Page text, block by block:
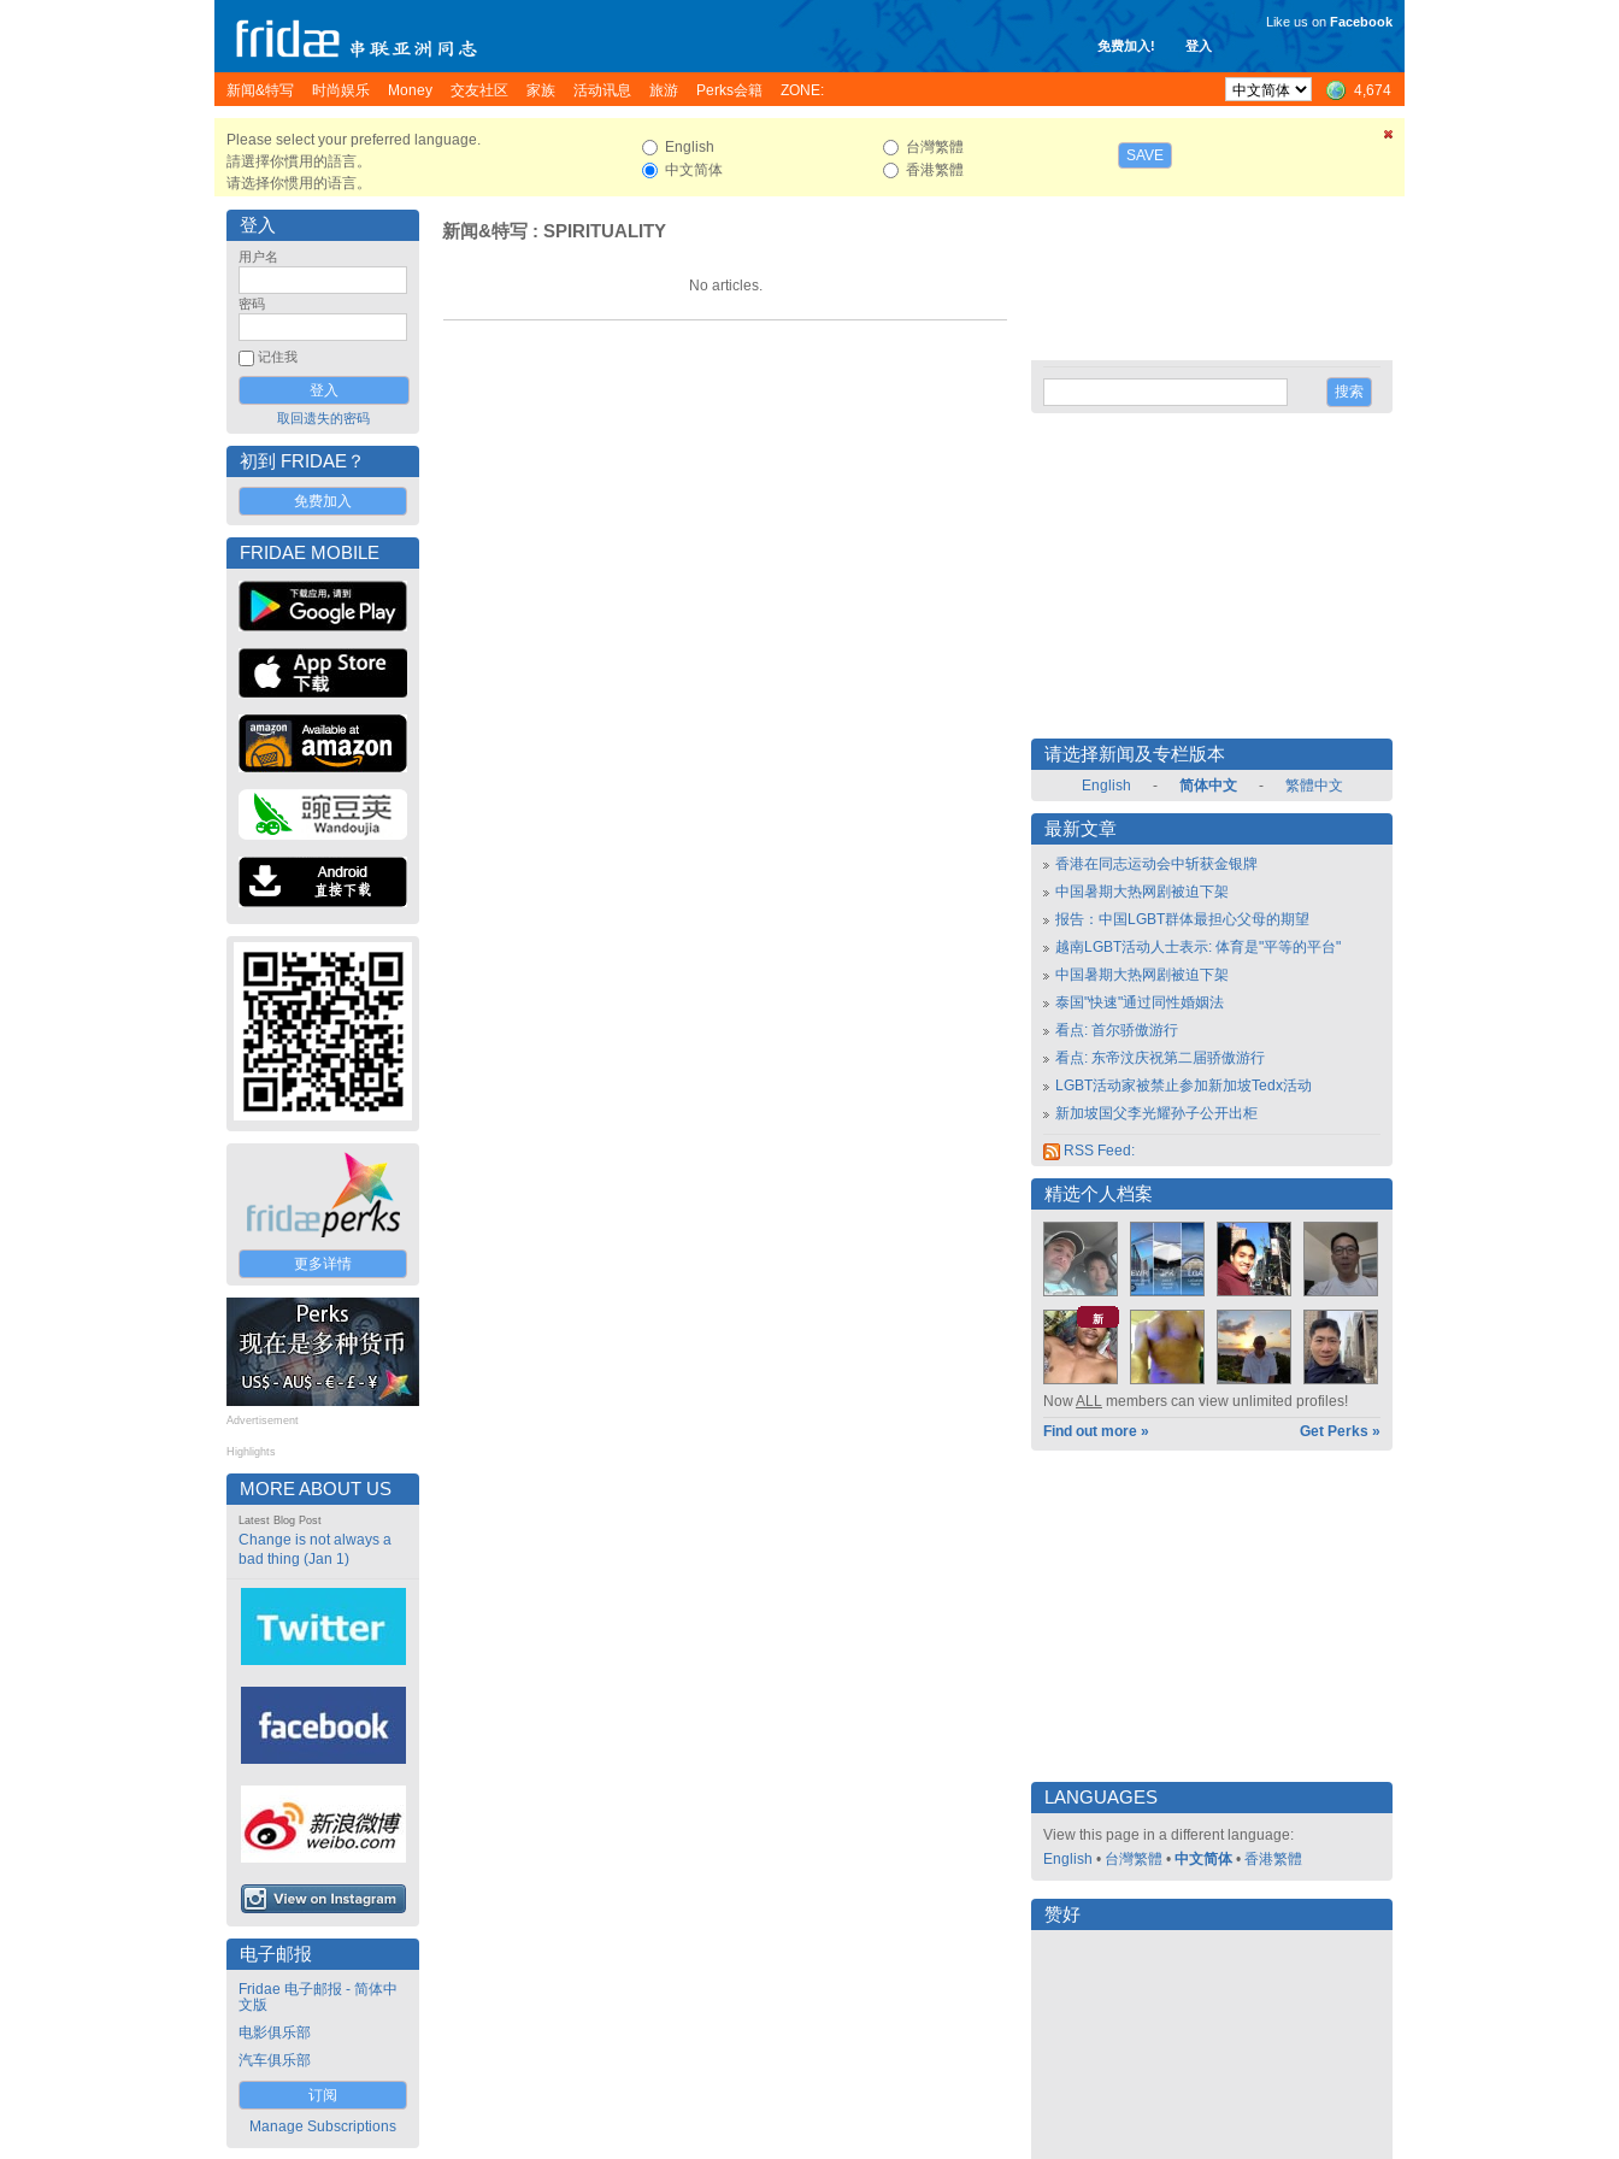
免费加入! 登入
Like us on Facebook
新闻&特写 时尚娱乐 Money 交友社区 家族 活动讯息 旅游 Perks会籍 ZONE: 4,674
Please select your preferred language.
請選擇你慣用的語言。
请选择你惯用的语言。
English
中文简体
台灣繁體
香港繁體
SAVE
登入
用户名
密码
记住我
取回遗失的密码
初到 FRIDAE？
免费加入
FRIDAE MOBILE
更多详情
Advertisement
Highlights
MORE ABOUT US
Latest Blog Post
Change is not always a
bad thing (Jan 1)
电子邮报
Fridae 电子邮报 - 简体中
文版
电影俱乐部
汽车俱乐部
订阅
Manage Subscriptions
新闻&特写 : SPIRITUALITY
No articles.
请选择新闻及专栏版本
English - 简体中文 - 繁體中文
最新文章
香港在同志运动会中斩获金银牌
中国暑期大热网剧被迫下架
报告：中国LGBT群体最担心父母的期望
越南LGBT活动人士表示: 体育是"平等的平台"
中国暑期大热网剧被迫下架
泰国"快速"通过同性婚姻法
看点: 首尔骄傲游行
看点: 东帝汶庆祝第二届骄傲游行
LGBT活动家被禁止参加新加坡Tedx活动
新加坡国父李光耀孙子公开出柜
RSS Feed:
精选个人档案
新
NowALL members can view unlimited profiles!
Find out more »
Get Perks »
LANGUAGES
View this page in a different language:
English • 台灣繁體 • 中文简体 • 香港繁體
赞好